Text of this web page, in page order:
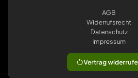
AGB
Widerrufsrecht
Datenschutz
Impressum
Vertrag